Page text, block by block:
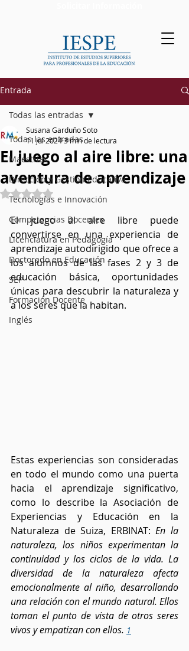
Entrada
Todas las entradas
Maestrías
Dirección y Gestión Educativa
Tecnologías e Innovación
Competencias Docentes
Licenciatura en Pedagogía
Doctorado en Educación
SEP
Formación Docente
Inglés
Todas las entradas
El juego al aire libre: una
aventura de aprendizaje
Susana Garduño Soto
11 jul 20243 min de lectura
Obtuvo NaN de 5 estrellas.
El juego al aire libre puede
convertirse en una experiencia de
aprendizaje autodirigido que ofrece a
los alumnos de las fases 2 y 3 de
educación básica, oportunidades
únicas para descubrir la naturaleza y
a los seres que la habitan.
Estas experiencias son consideradas
en todo el mundo como una puerta
hacia el aprendizaje significativo,
como lo describe la Asociación de
Experiencias y Educación en la
Naturaleza de Suiza, ERBINAT: En la
naturaleza, los niños experimentan la
continuidad y los ciclos de la vida. La
diversidad de la naturaleza afecta
emocionalmente al niño, desarrollando
una relación con el mundo natural. Ellos
toman el punto de vista de otros seres
vivos y empatizan con ellos. 1